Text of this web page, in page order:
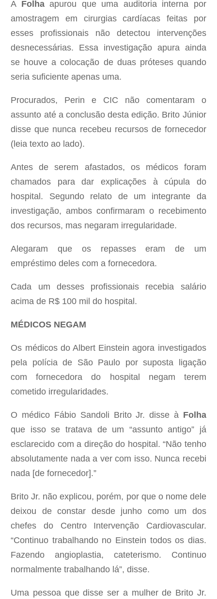
A Folhaapurou que uma auditoria interna por
amostragem em cirurgias cardíacas feitas por
esses profissionais não detectou intervenções
desnecessárias. Essa investigação apura ainda
se houve a colocação de duas próteses quando
seria suficiente apenas uma.
Procurados, Perin e CIC não comentaram o
assunto até a conclusão desta edição. Brito Júnior
disse que nunca recebeu recursos de fornecedor
(leia texto ao lado).
Antes de serem afastados, os médicos foram
chamados para dar explicações à cúpula do
hospital. Segundo relato de um integrante da
investigação, ambos confirmaram o recebimento
dos recursos, mas negaram irregularidade.
Alegaram que os repasses eram de um
empréstimo deles com a fornecedora.
Cada um desses profissionais recebia salário
acima de R$ 100 mil do hospital.
MÉDICOS NEGAM
Os médicos do Albert Einstein agora investigados
pela polícia de São Paulo por suposta ligação
com fornecedora do hospital negam terem
cometido irregularidades.
O médico Fábio Sandoli Brito Jr. disse à Folha
que isso se tratava de um “assunto antigo” já
esclarecido com a direção do hospital. “Não tenho
absolutamente nada a ver com isso. Nunca recebi
nada [de fornecedor].”
Brito Jr. não explicou, porém, por que o nome dele
deixou de constar desde junho como um dos
chefes do Centro Intervenção Cardiovascular.
“Continuo trabalhando no Einstein todos os dias.
Fazendo angioplastia, cateterismo. Continuo
normalmente trabalhando lá”, disse.
Uma pessoa que disse ser a mulher de Brito Jr.